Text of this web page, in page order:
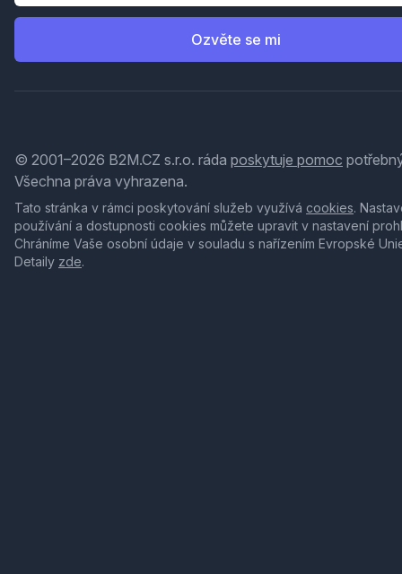
Ozvěte se mi
© 2001–2026 B2M.CZ s.r.o. ráda poskytuje pomoc
Všechna práva vyhrazena.
Tato stránka v rámci poskytování služeb využívá cookies.
používání a dostupnosti cookies můžete upravit v nastavení
Chráníme Vaše osobní údaje v souladu s nařízením Evropské
Detaily zde.